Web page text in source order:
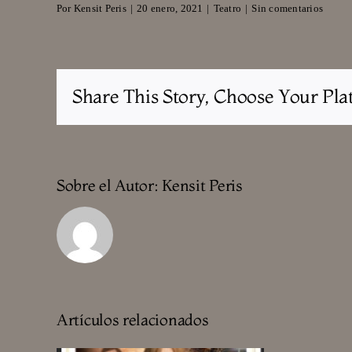
Por Kensit Peris | 20 enero, 2021 | Teatro | Sin comentarios
Share This Story, Choose Your
Sobre el Autor: Kensit Peris
Artículos relacionados